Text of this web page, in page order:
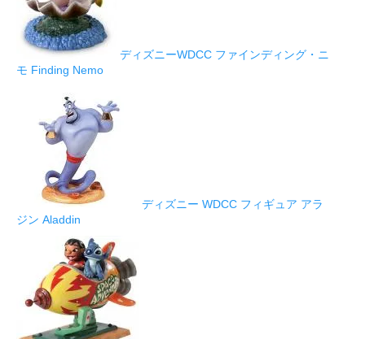
ディズニーWDCC ファインディング・ニ
モ Finding Nemo
ディズニー WDCC フィギュア アラ
ジン Aladdin